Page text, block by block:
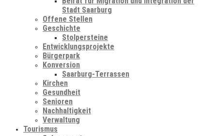
Stadt Saarburg
Offene Stellen
Geschichte
Stolpersteine
Entwicklungsprojekte
Bürgerpark
Konversion
Saarburg-Terrassen
Kirchen
Gesundheit
Senioren
Nachhaltigkeit
Verwaltung
Tourismus